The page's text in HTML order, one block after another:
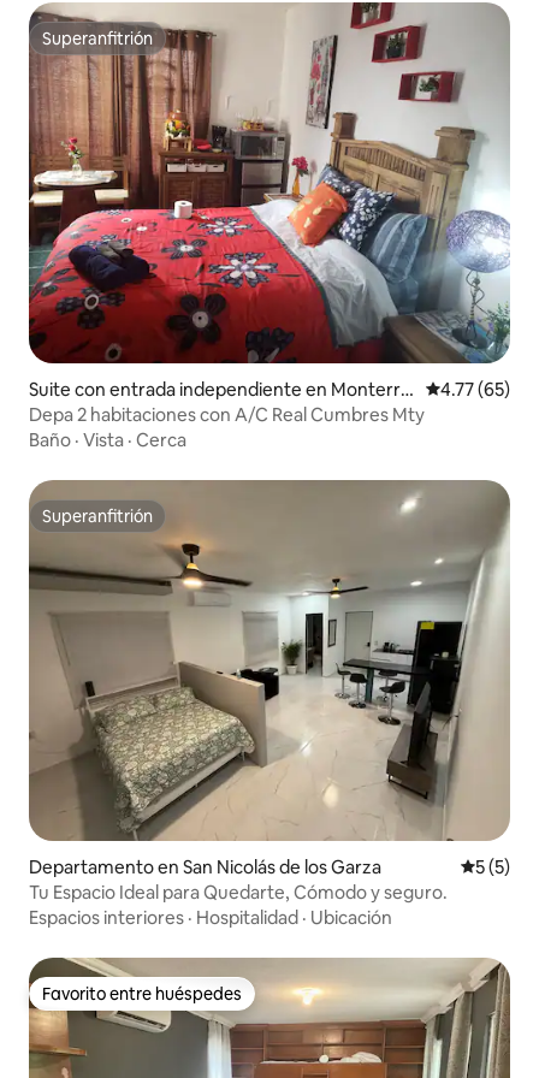
Superanfitrión
Superanfitrión
Suite con entrada independiente en Monterre
y
Calificación
4.77 (65)
Depa 2 habitaciones con A/C Real Cumbres Mty
Baño · Vista · Cerca
Superanfitrión
Superanfitrión
Departamento en San Nicolás de los Garza
5 (5)
Tu Espacio Ideal para Quedarte, Cómodo y seguro.
Espacios interiores · Hospitalidad · Ubicación
Favorito entre huéspedes
Favorito entre huéspedes